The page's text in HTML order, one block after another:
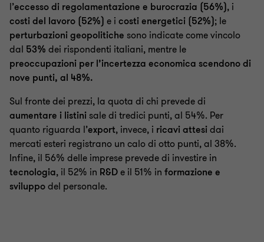
l’eccesso di regolamentazione e burocrazia (56%), i
costi del lavoro (52%) e i costi energetici (52%); le
perturbazioni geopolitiche sono indicate come vincolo
dal 53% dei rispondenti italiani, mentre le
preoccupazioni per l’incertezza economica scendono di
nove punti, al 48%.
Sul fronte dei prezzi, la quota di chi prevede di
aumentare i listinisale di tredici punti, al 54%. Per
quanto riguarda l’export, invece, i ricavi attesidai
mercati esteri registrano un calo di otto punti, al 38%.
Infine, il 56% delle imprese prevede di investire in
tecnologia, il 52% in R&De il 51% in formazione e
sviluppodel personale.